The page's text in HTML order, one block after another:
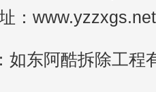
：www.yzzxgs.net
如东阿酷拆除工程